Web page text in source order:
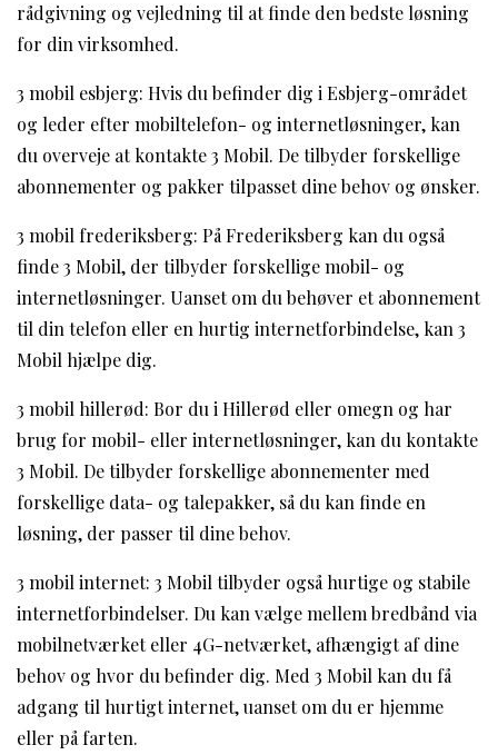
rådgivning og vejledning til at finde den bedste løsning
for din virksomhed.
3 mobil esbjerg: Hvis du befinder dig i Esbjerg-området
og leder efter mobiltelefon- og internetløsninger, kan
du overveje at kontakte 3 Mobil. De tilbyder forskellige
abonnementer og pakker tilpasset dine behov og ønsker.
3 mobil frederiksberg: På Frederiksberg kan du også
finde 3 Mobil, der tilbyder forskellige mobil- og
internetløsninger. Uanset om du behøver et abonnement
til din telefon eller en hurtig internetforbindelse, kan 3
Mobil hjælpe dig.
3 mobil hillerød: Bor du i Hillerød eller omegn og har
brug for mobil- eller internetløsninger, kan du kontakte
3 Mobil. De tilbyder forskellige abonnementer med
forskellige data- og talepakker, så du kan finde en
løsning, der passer til dine behov.
3 mobil internet: 3 Mobil tilbyder også hurtige og stabile
internetforbindelser. Du kan vælge mellem bredbånd via
mobilnetværket eller 4G-netværket, afhængigt af dine
behov og hvor du befinder dig. Med 3 Mobil kan du få
adgang til hurtigt internet, uanset om du er hjemme
eller på farten.